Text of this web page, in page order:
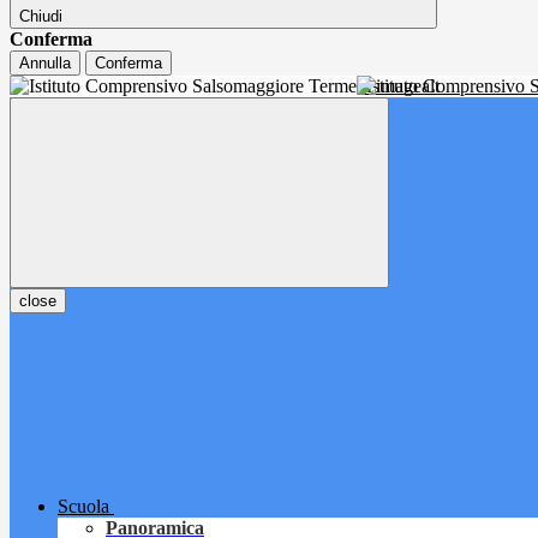
Chiudi
Conferma
Annulla Conferma
Istituto Comprensivo
close
Scuola
Panoramica